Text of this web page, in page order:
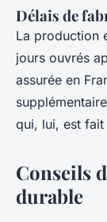
Délais de
La production
jours ouvrés
assurée en
qui, lui, est
Conseils
durable